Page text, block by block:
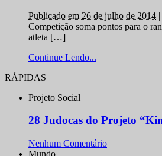
Publicado em 26 de julho de 2014 |
Competição soma pontos para o
atleta […]
Continue Lendo...
RÁPIDAS
Projeto Social
28 Judocas do Projeto
Nenhum Comentário
Mundo